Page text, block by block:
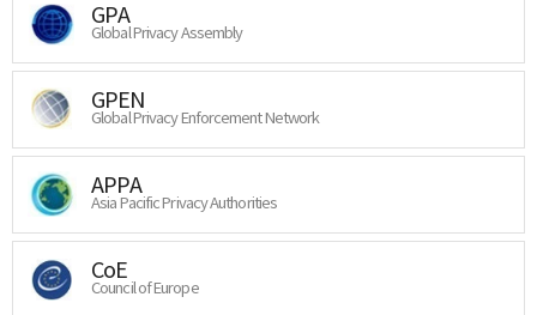
GPA
Global Privacy Assembly
GPEN
Global Privacy Enforcement Network
APPA
Asia Pacific Privacy Authorities
CoE
Council of Europe